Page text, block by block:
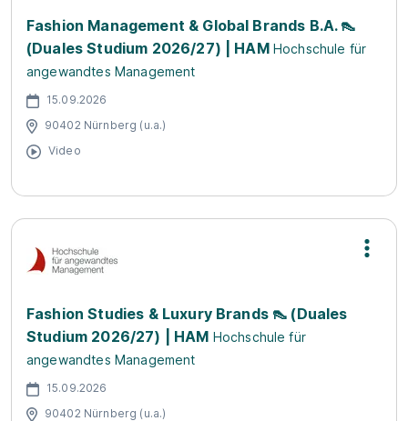
Fashion Management & Global Brands B.A. 👠
(Duales Studium 2026/27) | HAM Hochschule für
angewandtes Management
15.09.2026
90402 Nürnberg (u.a.)
Video
Fashion Studies & Luxury Brands 👠 (Duales
Studium 2026/27) | HAM Hochschule für
angewandtes Management
15.09.2026
90402 Nürnberg (u.a.)